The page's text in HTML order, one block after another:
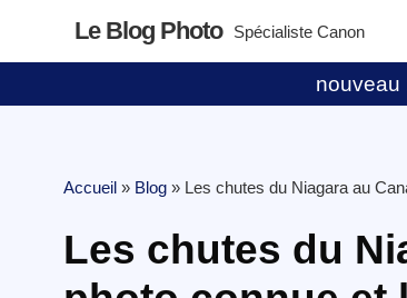
Le Blog Photo Spécialiste Canon
nouveau
Accueil » Blog » Les chutes du Niagara au
Les chutes du